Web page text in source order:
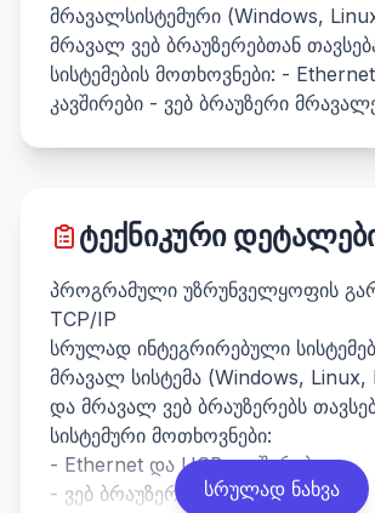
მრავალსისტემური (Windows,
მრავალ ვებ ბრაუზერებთან
სისტემების მოთხოვნები: -
კავშირები - ვებ ბრაუზერი
ტექნიკური
პროგრამული უზრუნველყოფის
TCP/IP
სრულად ინტეგრირებული
მრავალ სისტემა (Windows, Linux,
და მრავალ ვებ ბრაუზერებს
სისტემური მოთხოვნები:
- Ethernet და USB კავშირები
- ვებ ბრაუზერი
სრულად ნახვა